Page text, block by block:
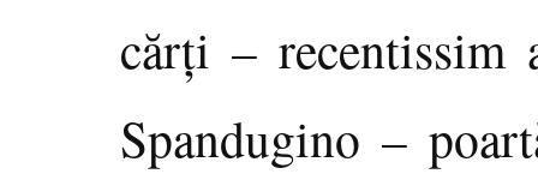
cărţi – recentissim
Spandugino –